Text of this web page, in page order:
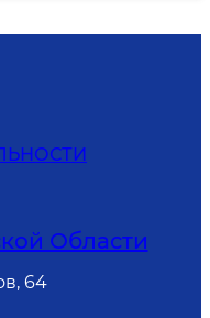
Области
64